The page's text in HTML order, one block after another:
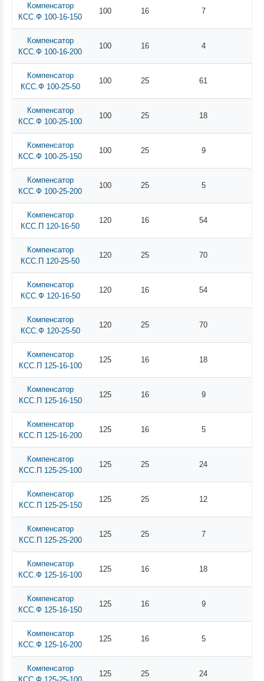
Компенсатор
КСС.Ф 100-16-150
100 16 7
Компенсатор
КСС.Ф 100-16-200
100 16 4
Компенсатор
КСС.Ф 100-25-50
100 25 61
Компенсатор
КСС.Ф 100-25-100
100 25 18
Компенсатор
КСС.Ф 100-25-150
100 25 9
Компенсатор
КСС.Ф 100-25-200
100 25 5
Компенсатор
КСС.П 120-16-50
120 16 54
Компенсатор
КСС.П 120-25-50
120 25 70
Компенсатор
КСС.Ф 120-16-50
120 16 54
Компенсатор
КСС.Ф 120-25-50
120 25 70
Компенсатор
КСС.П 125-16-100
125 16 18
Компенсатор
КСС.П 125-16-150
125 16 9
Компенсатор
КСС.П 125-16-200
125 16 5
Компенсатор
КСС.П 125-25-100
125 25 24
Компенсатор
КСС.П 125-25-150
125 25 12
Компенсатор
КСС.П 125-25-200
125 25 7
Компенсатор
КСС.Ф 125-16-100
125 16 18
Компенсатор
КСС.Ф 125-16-150
125 16 9
Компенсатор
КСС.Ф 125-16-200
125 16 5
Компенсатор
125 25 24